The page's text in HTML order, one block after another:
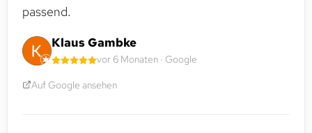
passend.
Klaus Gambke
vor 6 Monaten · Google
Auf Google ansehen